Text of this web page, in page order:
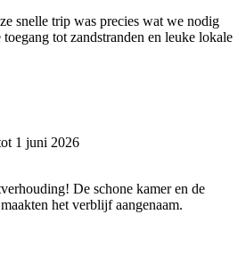
snelle trip was precies wat we nodig
tot zandstranden en leuke lokale
1 juni 2026
De schone kamer en de
het verblijf aangenaam.